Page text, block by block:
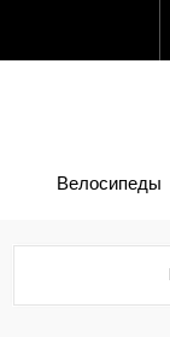
Велосипеды